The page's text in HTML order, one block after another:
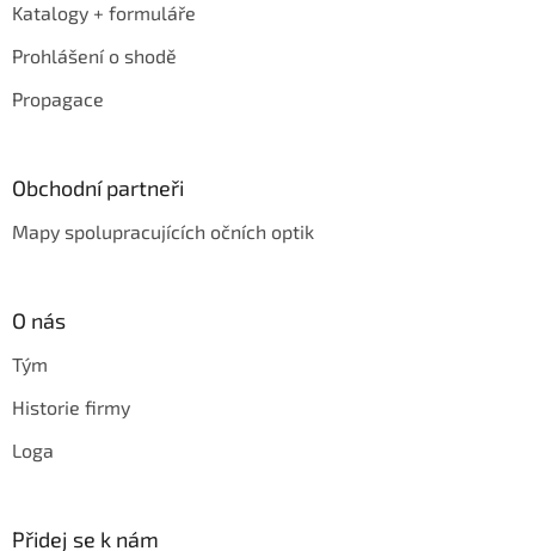
Katalogy + formuláře
Prohlášení o shodě
Propagace
Obchodní partneři
Mapy spolupracujících očních optik
O nás
Tým
Historie firmy
Loga
Přidej se k nám